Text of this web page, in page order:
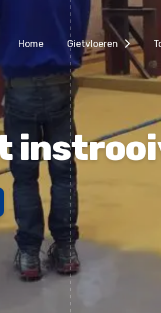
Home Gietvloeren